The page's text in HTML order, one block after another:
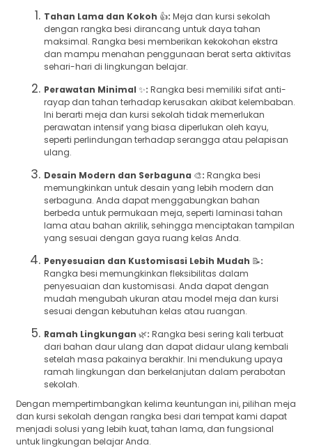
Tahan Lama dan Kokoh 👍: Meja dan kursi sekolah
dengan rangka besi dirancang untuk daya tahan
maksimal. Rangka besi memberikan kekokohan ekstra
dan mampu menahan penggunaan berat serta aktivitas
sehari-hari di lingkungan belajar.
Perawatan Minimal ✨: Rangka besi memiliki sifat anti-
rayap dan tahan terhadap kerusakan akibat kelembaban.
Ini berarti meja dan kursi sekolah tidak memerlukan
perawatan intensif yang biasa diperlukan oleh kayu,
seperti perlindungan terhadap serangga atau pelapisan
ulang.
Desain Modern dan Serbaguna 🎨: Rangka besi
memungkinkan untuk desain yang lebih modern dan
serbaguna. Anda dapat menggabungkan bahan
berbeda untuk permukaan meja, seperti laminasi tahan
lama atau bahan akrilik, sehingga menciptakan tampilan
yang sesuai dengan gaya ruang kelas Anda.
Penyesuaian dan Kustomisasi Lebih Mudah 📝:
Rangka besi memungkinkan fleksibilitas dalam
penyesuaian dan kustomisasi. Anda dapat dengan
mudah mengubah ukuran atau model meja dan kursi
sesuai dengan kebutuhan kelas atau ruangan.
Ramah Lingkungan 🌿: Rangka besi sering kali terbuat
dari bahan daur ulang dan dapat didaur ulang kembali
setelah masa pakainya berakhir. Ini mendukung upaya
ramah lingkungan dan berkelanjutan dalam perabotan
sekolah.
Dengan mempertimbangkan kelima keuntungan ini, pilihan meja
dan kursi sekolah dengan rangka besi dari tempat kami dapat
menjadi solusi yang lebih kuat, tahan lama, dan fungsional
untuk lingkungan belajar Anda.